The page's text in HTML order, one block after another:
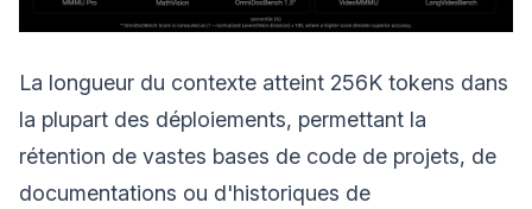
La longueur du contexte atteint 256K tokens dans
la plupart des déploiements, permettant la
rétention de vastes bases de code de projets, de
documentations ou d'historiques de